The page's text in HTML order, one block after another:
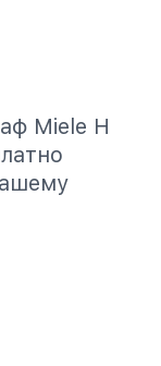
Miele H